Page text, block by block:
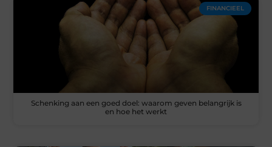
FINANCIEEL
Schenking aan een goed doel: waarom geven belangrijk is
en hoe het werkt